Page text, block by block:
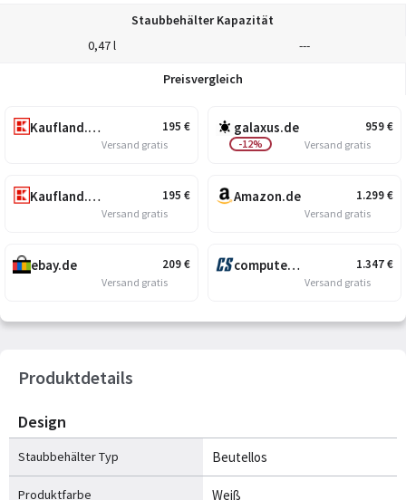
Staubbehälter Kapazität
0,47 l
---
Preisvergleich
195 €
Kaufland.de
Versand gratis
195 €
Kaufland.de
Versand gratis
209€
ebay.de
Versand gratis
959€
galaxus.de
-12% Versand gratis
1.299€
Amazon.de
Versand gratis
1.347€
computersalg.de
Versand gratis
Produktdetails
Design
Staubbehälter Typ Beutellos
Produktfarbe Weiß